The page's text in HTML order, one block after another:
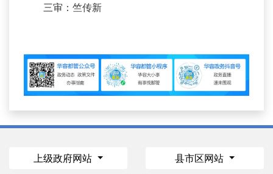
三审：竺传新
上级政府网站 县市区网站